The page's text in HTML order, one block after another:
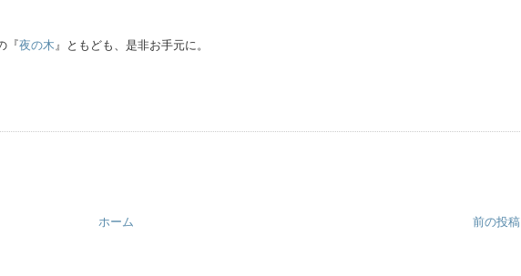
『夜の木』ともども、是非お手元に。
前の投稿
ホーム